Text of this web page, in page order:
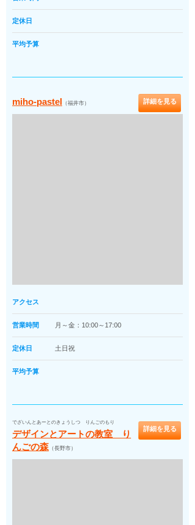
定休日
平均予算
miho-pastel （福井市） 詳細を見る
アクセス
営業時間 月～金：10:00～17:00
定休日 土日祝
平均予算
でざいんとあーとのきょうしつ りんごのもり
デザインとアートの教室 り
んごの森（長野市）
詳細を見る